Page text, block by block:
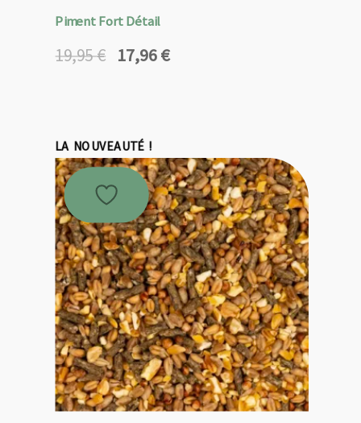
Piment Fort Détail
19,95€
Le
19,95 €.
17,96€
Le
17,96 €.
LA NOUVEAUTÉ !